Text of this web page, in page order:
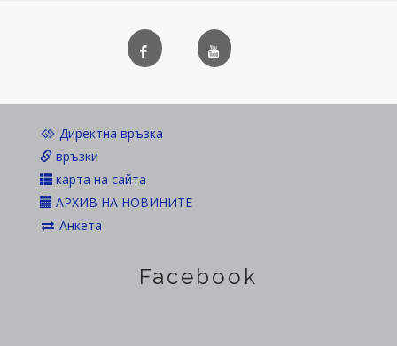
Директна връзка
връзки
карта на сайта
АРХИВ НА НОВИНИТЕ
Анкета
Facebook